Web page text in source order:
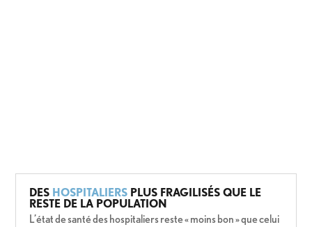
DES HOSPITALIERS PLUS FRAGILISÉS QUE LE
RESTE DE LA POPULATION
L’état de santé des hospitaliers reste « moins bon » que celui